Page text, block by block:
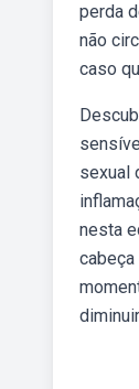
perda
não
caso
sexual
nesta